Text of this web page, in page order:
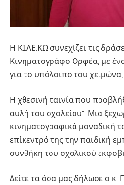
Η ΚΙ.ΛΕ.ΚΩ συνεχίζει τις
Κινηματογράφο Ορφέα, με
για το υπόλοιπο του χειμώνα,
Η χθεσινή ταινία που
αυλή του σχολείου”. Μια
κινηματογραφικά μοναδική
επίκεντρό της την παιδική
συνθήκη του σχολικού
Δείτε τα όσα μας δήλωσε ο κ.